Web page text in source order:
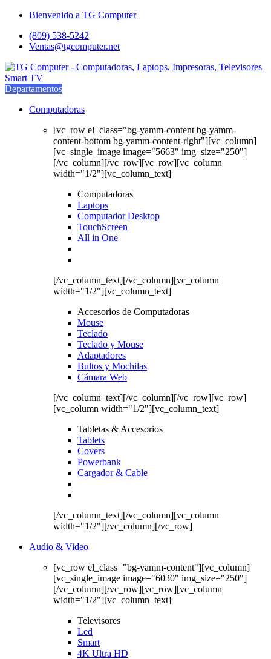
Saltar
navegación
saltar
contenido
Bienvenido a TG Computer
(809) 538-5242
Ventas@tgcomputer.net
Departamentos
Computadoras
[vc_row el_class="bg-yamm-content bg-yamm-
content-bottom bg-yamm-content-right"][vc_column]
[vc_single_image image="5663" img_size="250"]
[/vc_column][/vc_row][vc_row][vc_column
width="1/2"][vc_column_text]
Computadoras
Laptops
Computador Desktop
TouchScreen
All in One
[/vc_column_text][/vc_column][vc_column
width="1/2"][vc_column_text]
Accesorios de Computadoras
Mouse
Teclado
Teclado y Mouse
Adaptadores
Bultos y Mochilas
Cámara Web
[/vc_column_text][/vc_column][/vc_row][vc_row]
[vc_column width="1/2"][vc_column_text]
Tabletas & Accesorios
Tablets
Covers
Powerbank
Cargador & Cable
[/vc_column_text][/vc_column][vc_column
width="1/2"][/vc_column][/vc_row]
Audio & Video
[vc_row el_class="bg-yamm-content"][vc_column]
[vc_single_image image="6030" img_size="250"]
[/vc_column][/vc_row][vc_row][vc_column
width="1/2"][vc_column_text]
Televisores
Led
Smart
4K Ultra HD